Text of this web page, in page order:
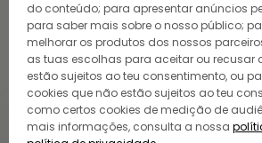
do conteúdo; para apresentar anúncios
para saber mais sobre o nosso público;
melhorar os produtos dos nossos
as tuas escolhas para aceitar ou recusar
estão sujeitos ao teu consentimento, ou
cookies que não estão sujeitos ao teu
como certos cookies de medição de
mais informações, consulta a nossa